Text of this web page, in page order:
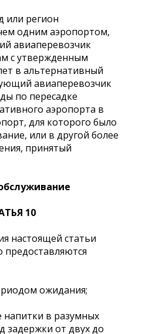
или регион
одним аэропортом,
авиаперевозчик
с утвержденным
в альтернативный
авиаперевозчик
по пересадке
аэропорта в
для которого было
или в другой более
принятый
10
настоящей статьи
предоставляются
ожидания;
напитки в разумных
задержки от двух до